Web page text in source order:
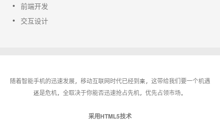
前端开发
交互设计
随着智能手机的迅速发展，移动互联网时代已经到来，这带给我们要一个机遇
还是危机，全取决于你能否迅速抢占先机，优先占领市场。
采用HTML5技术